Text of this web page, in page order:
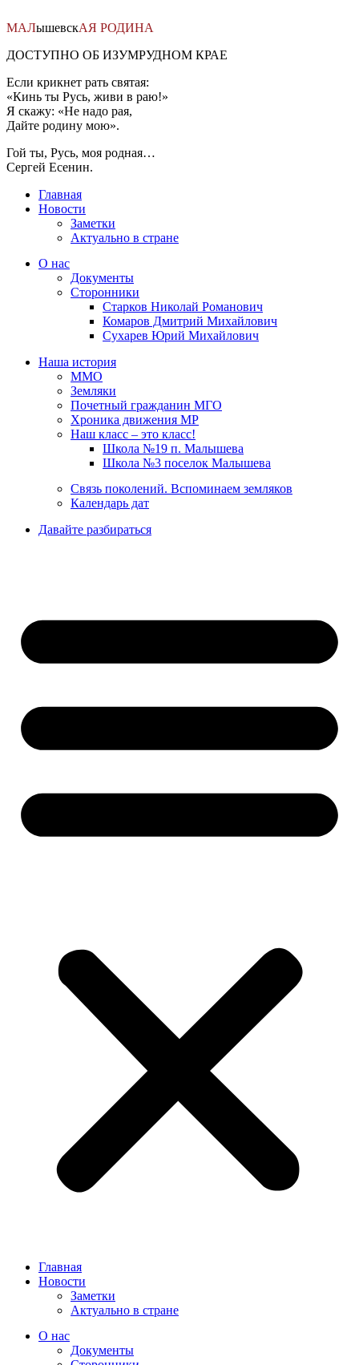
к
МАЛышевскАЯ РОДИНА
ДОСТУПНО ОБ ИЗУМРУДНОМ КРАЕ
Если крикнет рать святая:
«Кинь ты Русь, живи в раю!»
Я скажу: «Не надо рая,
Дайте родину мою».
Гой ты, Русь, моя родная…
Сергей Есенин.
Главная
Новости
Заметки
Актуально в стране
О нас
Документы
Сторонники
Старков Николай Романович
Комаров Дмитрий Михайлович
Сухарев Юрий Михайлович
Наша история
ММО
Земляки
Почетный гражданин МГО
Хроника движения МР
Наш класс – это класс!
Школа №19 п. Малышева
Школа №3 поселок Малышева
Связь поколений. Вспоминаем земляков
Календарь дат
Давайте разбираться
Главная
Новости
Заметки
Актуально в стране
О нас
Документы